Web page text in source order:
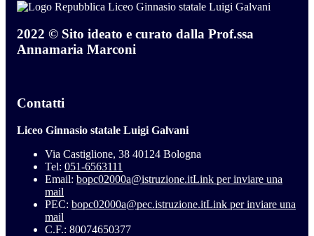
Liceo Ginnasio statale Luigi Galvani
2022 © Sito ideato e curato dalla Prof.ssa
Annamaria Marconi
Contatti
Liceo Ginnasio statale Luigi Galvani
Via Castiglione, 38 40124 Bologna
Tel: 051-6563111
Email: bopc02000a@istruzione.itLink per inviare una
mail
PEC: bopc02000a@pec.istruzione.itLink per inviare una
mail
C.F.: 80074650377